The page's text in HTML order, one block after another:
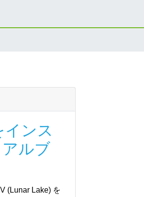
インス
ルブ
(Lunar Lake) を